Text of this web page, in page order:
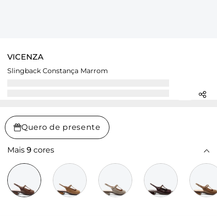
VICENZA
Slingback Constança Marrom
Quero de presente
Mais 9 cores